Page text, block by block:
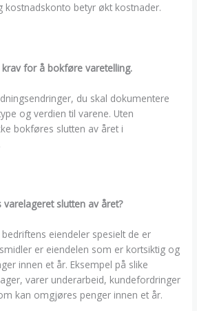
kostnadskonto betyr økt kostnader.
for å bokføre varetelling.
du skal dokumentere
og verdien til varene. Uten
bokføres slutten av året i
slutten av året?
eiendeler spesielt de er
er eiendelen som er kortsiktig og
innen et år. Eksempel på slike
varer underarbeid, kundefordringer
kan omgjøres penger innen et år.